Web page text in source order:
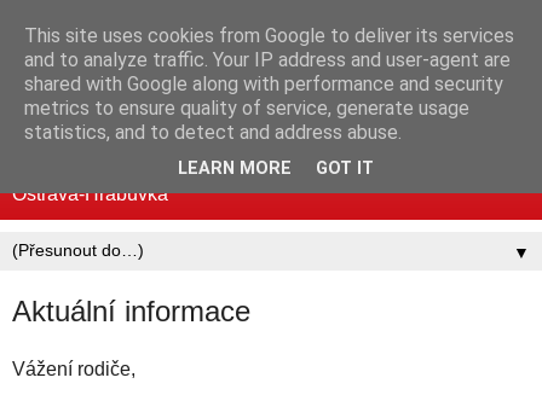
Mateřská škola MUDr.
Emílie Lukášové a Klegova
Standardní i logopedické třídy | Mjr. Nováka 30, 700 30
Ostrava-Hrabůvka
▼
Aktuální informace
Vážení rodiče,
This site uses cookies from Google to deliver its services
and to analyze traffic. Your IP address and user-agent are
shared with Google along with performance and security
metrics to ensure quality of service, generate usage
statistics, and to detect and address abuse.
LEARN MORE GOT IT